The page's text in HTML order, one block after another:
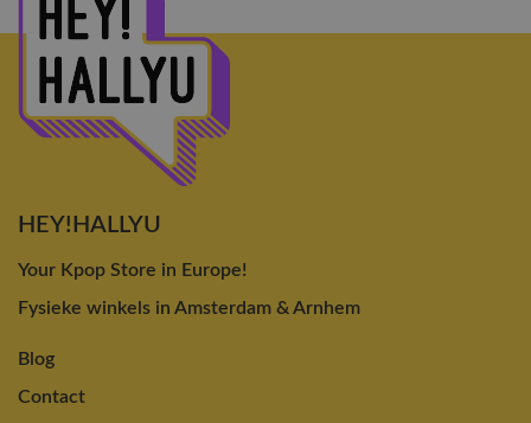
HEY!HALLYU
Your Kpop Store in Europe!
Fysieke winkels in Amsterdam & Arnhem
Blog
Contact